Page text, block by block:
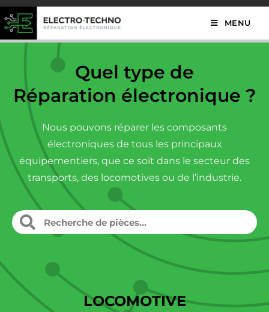
MENU
Quel type de
Réparation électronique ?
Nous pouvons réparer les composants
électroniques de tous les principaux
équipementiers, que ce soit dans le secteur des
transports, des locomotives ou de l’industrie.
LOCOMOTIVE